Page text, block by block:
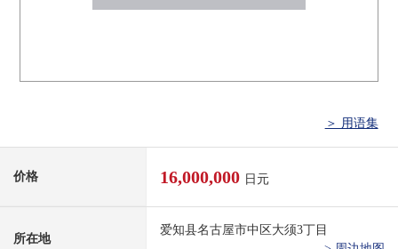
＞ 用语集
价格 16,000,000 日元
所在地
爱知县名古屋市中区大须3丁目